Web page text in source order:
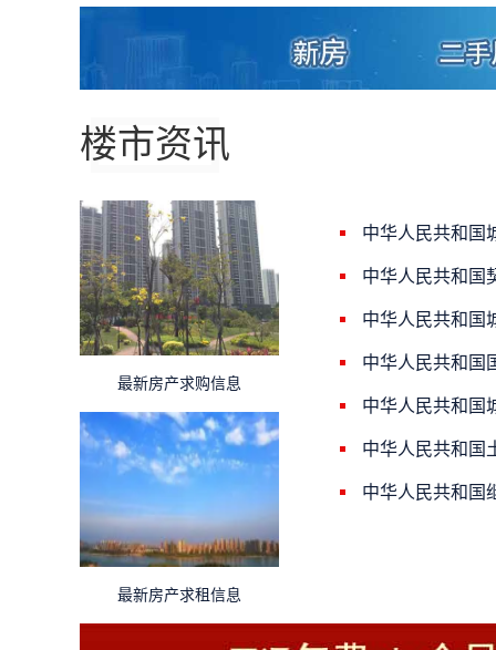
楼市资讯
最新房产求购信息
最新房产求租信息
中华人民共和国
中华人民共和国
中华人民共和国
中华人民共和国
中华人民共和国
中华人民共和国
中华人民共和国